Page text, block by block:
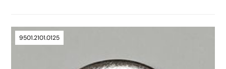
9501.2101.0125